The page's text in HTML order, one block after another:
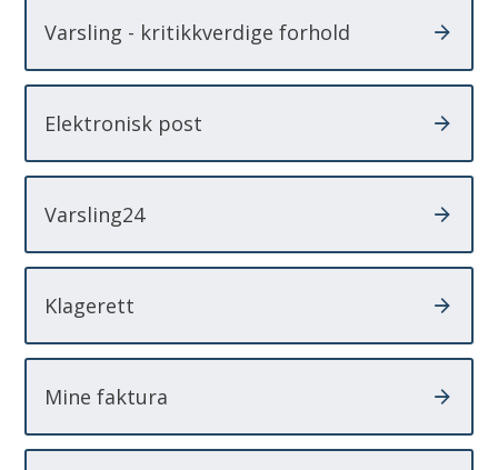
Varsling - kritikkverdige forhold
Elektronisk post
Varsling24
Klagerett
Mine faktura